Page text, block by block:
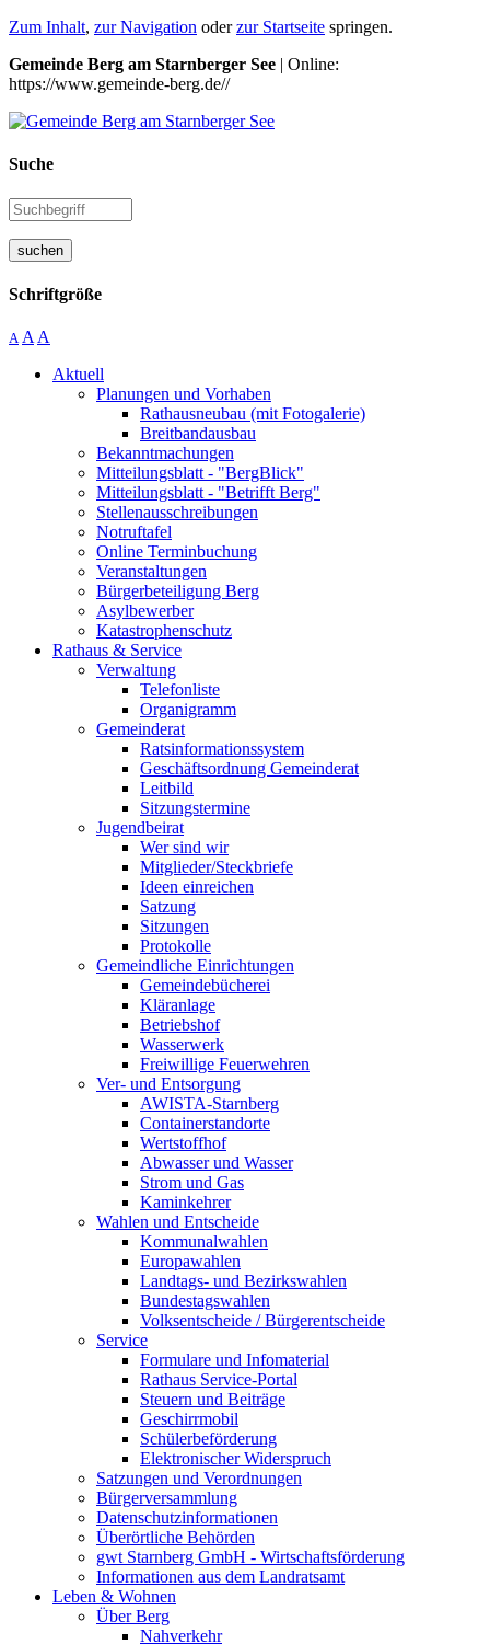
Zum Inhalt, zur Navigation oderzur Startseite springen.
Gemeinde Berg am Starnberger See | Online:
https://www.gemeinde-berg.de//
Suche
suchen
Schriftgröße
A A A
Aktuell
Planungen und Vorhaben
Rathausneubau (mit Fotogalerie)
Breitbandausbau
Bekanntmachungen
Mitteilungsblatt - "BergBlick"
Mitteilungsblatt - "Betrifft Berg"
Stellenausschreibungen
Notruftafel
Online Terminbuchung
Veranstaltungen
Bürgerbeteiligung Berg
Asylbewerber
Katastrophenschutz
Rathaus & Service
Verwaltung
Telefonliste
Organigramm
Gemeinderat
Ratsinformationssystem
Geschäftsordnung Gemeinderat
Leitbild
Sitzungstermine
Jugendbeirat
Wer sind wir
Mitglieder/Steckbriefe
Ideen einreichen
Satzung
Sitzungen
Protokolle
Gemeindliche Einrichtungen
Gemeindebücherei
Kläranlage
Betriebshof
Wasserwerk
Freiwillige Feuerwehren
Ver- und Entsorgung
AWISTA-Starnberg
Containerstandorte
Wertstoffhof
Abwasser und Wasser
Strom und Gas
Kaminkehrer
Wahlen und Entscheide
Kommunalwahlen
Europawahlen
Landtags- und Bezirkswahlen
Bundestagswahlen
Volksentscheide / Bürgerentscheide
Service
Formulare und Infomaterial
Rathaus Service-Portal
Steuern und Beiträge
Geschirrmobil
Schülerbeförderung
Elektronischer Widerspruch
Satzungen und Verordnungen
Bürgerversammlung
Datenschutzinformationen
Überörtliche Behörden
gwt Starnberg GmbH - Wirtschaftsförderung
Informationen aus dem Landratsamt
Leben & Wohnen
Über Berg
Nahverkehr